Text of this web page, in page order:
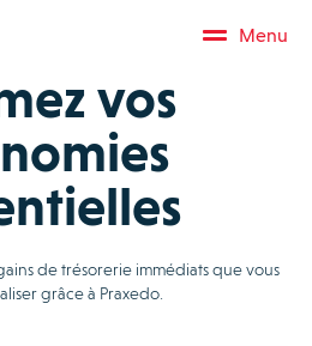
Menu
vos
de trésorerie immédiats que vous
grâce à Praxedo.